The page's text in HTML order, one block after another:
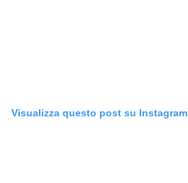
Visualizza questo post su Instagram